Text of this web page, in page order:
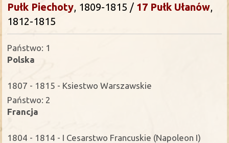
Pułk Piechoty, 1809-1815 / 17 Pułk Ułanów,
1812-1815
Państwo: 1
Polska
1807 - 1815 - Ksiestwo Warszawskie
Państwo: 2
Francja
1804 - 1814 - I Cesarstwo Francuskie (Napoleon I)